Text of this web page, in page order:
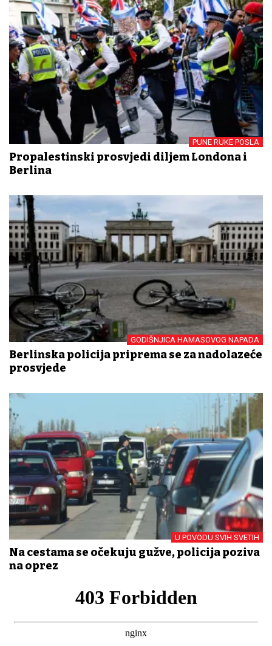
PUNE RUKE POSLA
Propalestinski prosvjedi diljem Londona i
Berlina
GODIŠNJICA HAMASOVOG NAPADA
Berlinska policija priprema se za nadolazeće
prosvjede
U POVODU SVIH SVETIH
Na cestama se očekuju gužve, policija poziva
na oprez